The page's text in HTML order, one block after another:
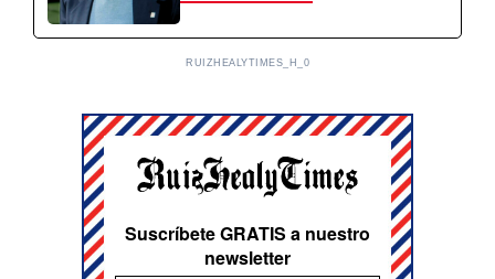
RUIZHEALYTIMES_H_0
Suscríbete GRATIS a nuestro
newsletter